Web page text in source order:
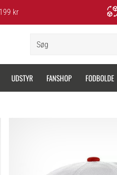
kr
UDSTYR FANSHOP FODBOLDE